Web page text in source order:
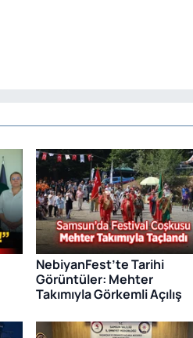
NebiyanFest’te Tarihi
Görüntüler: Mehter
Takımıyla Görkemli Açılış